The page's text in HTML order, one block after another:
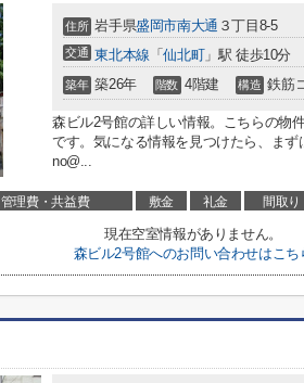
住所 岩手県盛岡市南大通 ３丁目8-5
交通 東北本線 「仙北町」駅 徒歩10分
築年 築26年 階数 4階建 構造 鉄筋
森ビル2号館の詳しい情報。こちらの物
です。気になる情報を見つけたら、まず
no@...
管理費・共益費 敷金 礼金 間取り
現在空室情報がありません。
森ビル2号館へのお問い合わせはこち